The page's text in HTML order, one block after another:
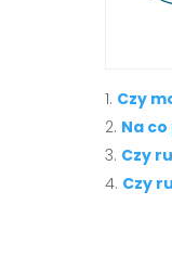
Czy
Na
Czy
Czy